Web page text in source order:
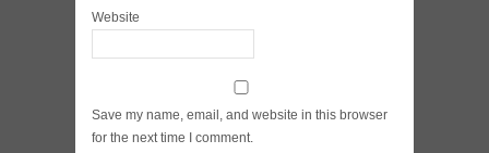
Website
Save my name, email, and website in this browser
for the next time I comment.